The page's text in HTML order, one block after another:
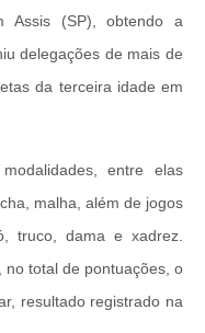
Assis (SP), obtendo a
delegações de mais de
da terceira idade em
entre elas
malha, além de jogos
truco, dama e xadrez.
total de pontuações, o
resultado registrado na